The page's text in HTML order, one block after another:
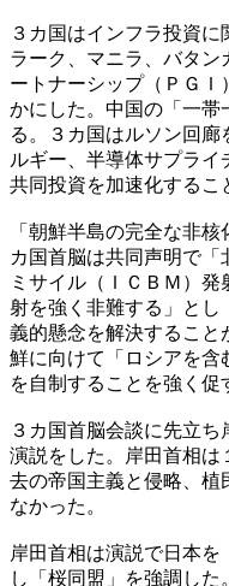
３カ国はインフラ投資
ラーク、マニラ、バタ
ートナーシップ（ＰＧＩ
かにした。中国の「一帯
る。３カ国はルソン回
ルギー、半導体サプライ
共同投資を加速化するこ
「朝鮮半島の完全な非
カ国首脳は共同声明で
ミサイル（ＩＣＢＭ）
射を強く非難する」とし
義的懸念を解決すること
鮮に向けて「ロシアを含
を自制することを強く促
３カ国首脳会談に先立
演説をした。岸田首相は
去の帝国主義と侵略、植
なかった。
岸田首相は演説で日本を
し「桜同盟」を強調し